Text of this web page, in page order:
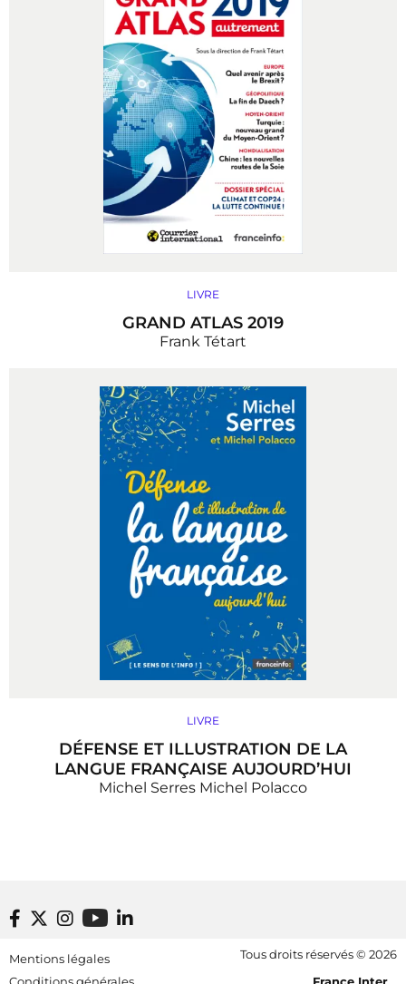
LIVRE
GRAND ATLAS 2019
Frank Tétart
LIVRE
DÉFENSE ET ILLUSTRATION DE LA
LANGUE FRANÇAISE AUJOURD’HUI
Michel Serres Michel Polacco
a
t
o
n
Footer bottom
Mentions légales
Tous droits réservés © 2026
[RDF] Pied de page - Mobile